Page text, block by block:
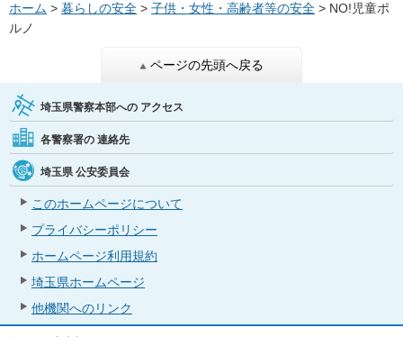
ホーム > 暮らしの安全 > 子供・女性・高齢者等の安全 > NO!児童ポ
ルノ
ページの先頭へ戻る
埼玉県警察本部への アクセス
各警察署の 連絡先
埼玉県 公安委員会
このホームページについて
プライバシーポリシー
ホームページ利用規約
埼玉県ホームページ
他機関へのリンク